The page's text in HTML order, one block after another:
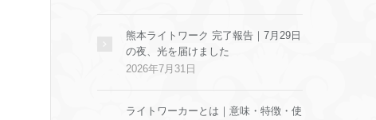
熊本ライトワーク 完了報告｜7月29日
の夜、光を届けました
2026年7月31日
ライトワーカーとは｜意味・特徴・使